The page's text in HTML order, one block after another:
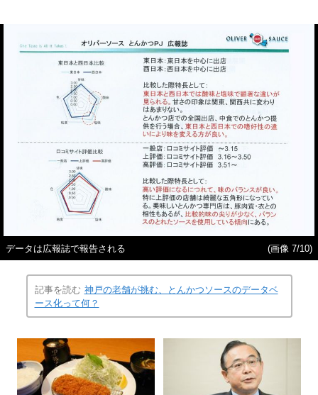
データは広報誌で報告される (画像 7/10)
記事を読む 神戸の老舗が挑む、とんかつソースのデータベ
ース化って何？